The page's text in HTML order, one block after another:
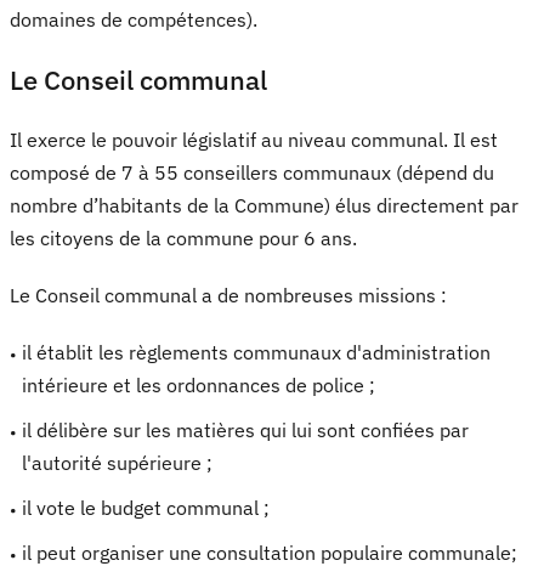
domaines de compétences).
Le Conseil communal
Il exerce le pouvoir législatif au niveau communal. Il est
composé de 7 à 55 conseillers communaux (dépend du
nombre d’habitants de la Commune) élus directement par
les citoyens de la commune pour 6 ans.
Le Conseil communal a de nombreuses missions :
il établit les règlements communaux d'administration
intérieure et les ordonnances de police ;
il délibère sur les matières qui lui sont confiées par
l'autorité supérieure ;
il vote le budget communal ;
il peut organiser une consultation populaire communale;